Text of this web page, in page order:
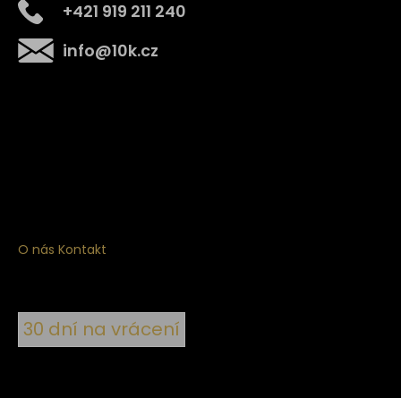
info@10k.cz
+421 919 211 240
O nás Kontakt
30 dní na vrácení